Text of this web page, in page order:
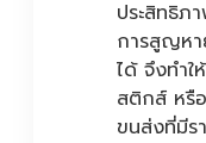
ประสิทธิภ
การสูญหา
ได้ จึงทำใ
สติกส์ หรื
ขนส่งที่มีร